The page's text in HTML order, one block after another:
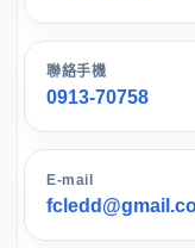
聯絡手機
0913-70758
E-mail